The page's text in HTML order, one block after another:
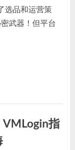
选品和运营策
武器！但平台
VMLogin指